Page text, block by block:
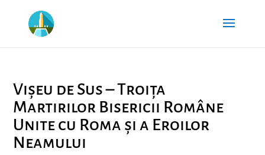
Vișeu de Sus – Troița
Martirilor Bisericii Române
Unite cu Roma și a Eroilor
Neamului